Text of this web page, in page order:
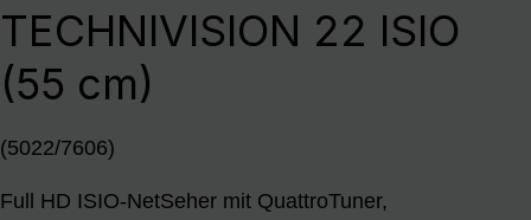
TECHNIVISION 22 ISIO
(55 cm)
(5022/7606)
Full HD ISIO-NetSeher mit QuattroTuner,